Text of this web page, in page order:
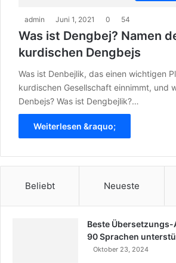
admin Juni 1, 2021 0 54
Was ist Dengbej? Namen
kurdischen Dengbejs
Was ist Denbejlik, das einen wichtigen
kurdischen Gesellschaft einnimmt, und
Denbejs? Was ist Dengbejlik?…
Weiterlesen &raquo;
Beliebt Neueste
Beste Übersetzungs-
90 Sprachen
Oktober 23, 2024